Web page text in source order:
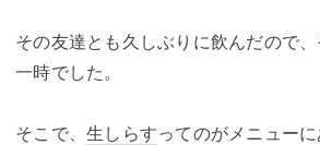
その友達とも久しぶりに飲んだので
一時でした。
そこで、 生しらすってのがメニューに